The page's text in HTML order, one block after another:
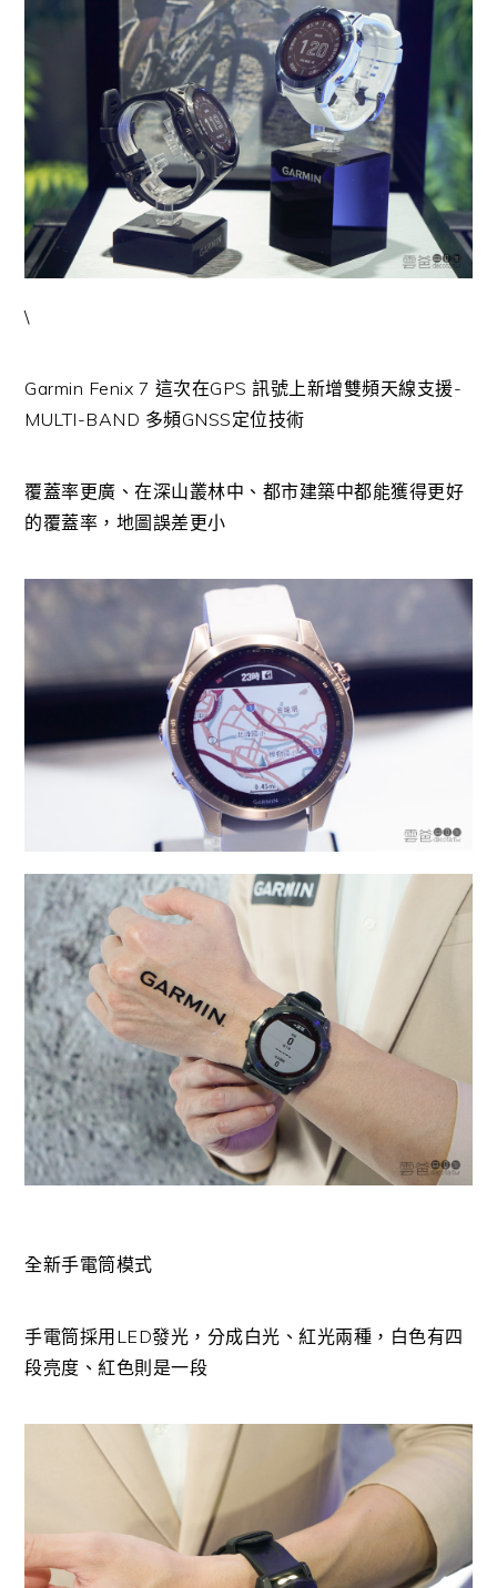
\
Garmin Fenix 7 這次在GPS 訊號上新增雙頻天線支援-
MULTI-BAND 多頻GNSS定位技術
覆蓋率更廣、在深山叢林中、都市建築中都能獲得更好
的覆蓋率，地圖誤差更小
全新手電筒模式
手電筒採用LED發光，分成白光、紅光兩種，白色有四
段亮度、紅色則是一段